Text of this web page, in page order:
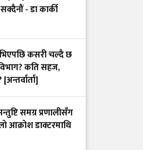
- डा कार्की
कसरी चल्दै छ
विभाग? कति सहज,
समग्र प्रणालीसँग
आक्रोश डाक्टरमाथि